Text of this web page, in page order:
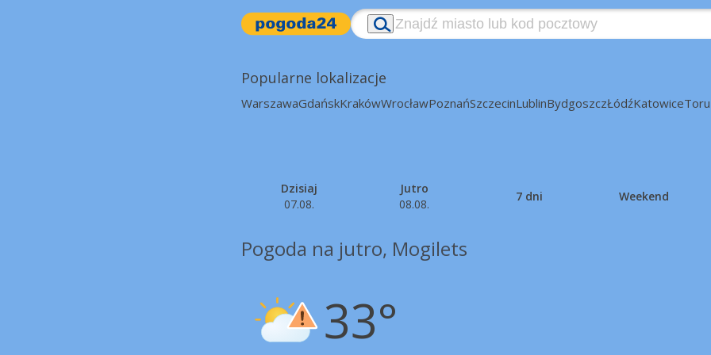
Popularne lokalizacje
WarszawaGdańskKrakówWrocławPoznańSzczecinLublinBydgoszczŁódźKatowice
Dzisiaj
07.08.
Jutro
08.08.
7 dni Weekend
Pogoda na jutro, Mogilets
33°